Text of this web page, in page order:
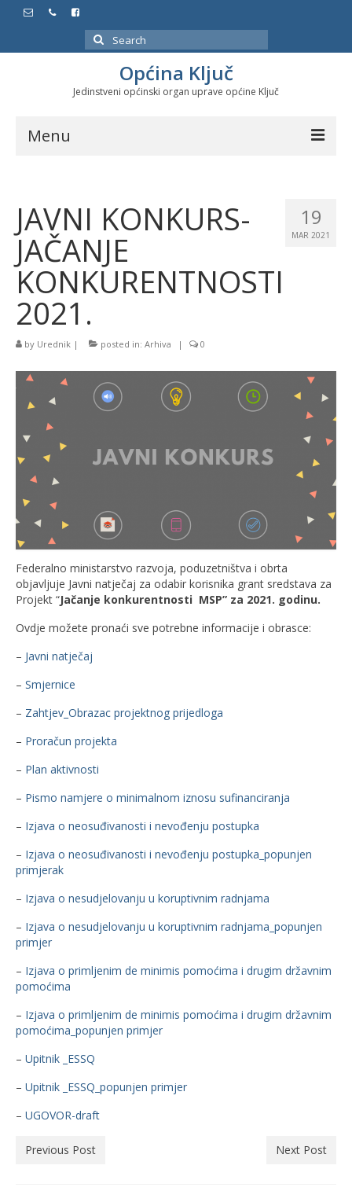
Search
for:
Općina Ključ
Jedinstveni općinski organ uprave općine Ključ
Menu
Službeni glasnici
Javne nabavke
Značajni datumi i manifestacije
Program energetske efikasnosti u stambenom
sektoru
19
MAR 2021
JAVNI KONKURS-
JAČANJE
KONKURENTNOSTI
2021.
by Urednik | posted in: Arhiva | 0
Federalno ministarstvo razvoja, poduzetništva i obrta
objavljuje Javni natječaj za odabir korisnika grant sredstava za
Projekt “Jačanje konkurentnosti MSP” za 2021. godinu.
Ovdje možete pronaći sve potrebne informacije i obrasce:
– Javni natječaj
– Smjernice
– Zahtjev_Obrazac projektnog prijedloga
– Proračun projekta
– Plan aktivnosti
– Pismo namjere o minimalnom iznosu sufinanciranja
– Izjava o neosuđivanosti i nevođenju postupka
– Izjava o neosuđivanosti i nevođenju postupka_popunjen
primjerak
– Izjava o nesudjelovanju u koruptivnim radnjama
– Izjava o nesudjelovanju u koruptivnim radnjama_popunjen
primjer
– Izjava o primljenim de minimis pomoćima i drugim državnim
pomoćima
– Izjava o primljenim de minimis pomoćima i drugim državnim
pomoćima_popunjen primjer
– Upitnik _ESSQ
– Upitnik _ESSQ_popunjen primjer
– UGOVOR-draft
Previous Post Next Post